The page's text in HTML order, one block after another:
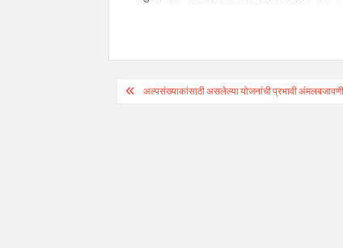
Postअल्पसंख्याकांसाठी असलेल्या योजनांची प्रभावी